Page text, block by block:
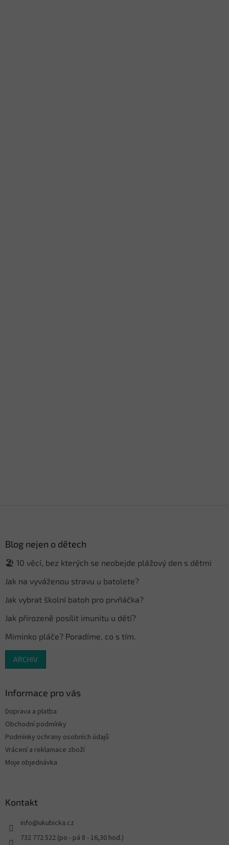
Blog nejen o dětech
🏖️ 10 věcí, bez kterých se neobejde plážový den s dětmi
Jak na vyváženou stravu u batolete?
Jak vybrat školní batoh pro prvňáčka?
Jak přirozeně posílit imunitu u dětí?
Miminko pláče? Poradíme, co s tím.
ARCHIV
Informace pro vás
Doprava a platba
Obchodní podmínky
Podmínky ochrany osobních údajů
Vrácení a reklamace zboží
Moje objednávka
Kontakt
info@ukubicka.cz
732 772 522 (po - pá 8 - 16,30 hod.)